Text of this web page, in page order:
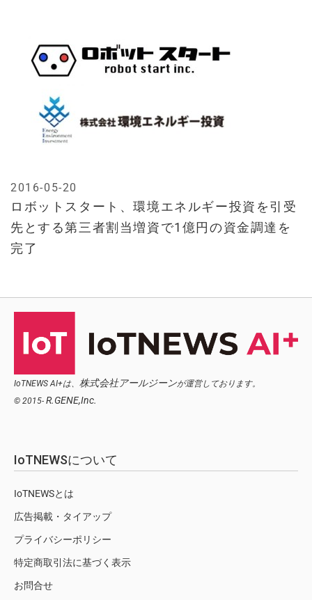
ロボットスタート、環境エネルギー投資を引受
先とする第三者割当増資で1億円の資金調達を
完了
2016-05-20
IoTNEWS AI+は、 株式会社アールジーンが運営しております。
© 2015- R.GENE,Inc.
IoTNEWSについて
IoTNEWSとは
広告掲載・タイアップ
プライバシーポリシー
特定商取引法に基づく表示
お問合せ